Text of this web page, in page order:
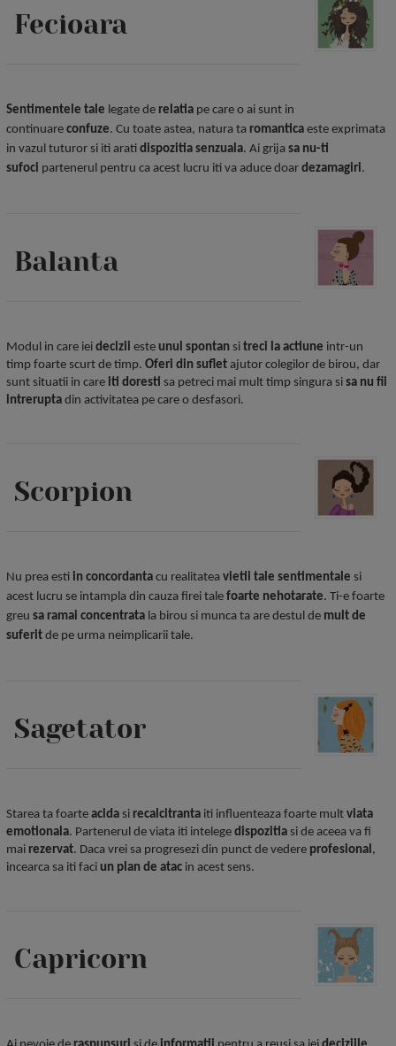
Fecioara
Sentimentele tale legate de relatia pe care o ai sunt in
continuare confuze. Cu toate astea, natura ta romantica este exprimata
in vazul tuturor si iti arati dispozitia senzuala. Ai grija sa nu-ti
sufoci partenerul pentru ca acest lucru iti va aduce doar dezamagiri.
Balanta
Modul in care iei decizii este unul spontan si treci la actiune intr-un
timp foarte scurt de timp. Oferi din suflet ajutor colegilor de birou, dar
sunt situatii in care iti doresti sa petreci mai mult timp singura si sa nu fii
intrerupta din activitatea pe care o desfasori.
Scorpion
Nu prea esti in concordanta cu realitatea vietii tale sentimentale si
acest lucru se intampla din cauza firei tale foarte nehotarate. Ti-e foarte
greu sa ramai concentrata la birou si munca ta are destul de mult de
suferit de pe urma neimplicarii tale.
Sagetator
Starea ta foarte acida si recalcitranta iti influenteaza foarte mult viata
emotionala. Partenerul de viata iti intelege dispozitia si de aceea va fi
mai rezervat. Daca vrei sa progresezi din punct de vedere profesional,
incearca sa iti faci un plan de atac in acest sens.
Capricorn